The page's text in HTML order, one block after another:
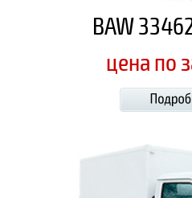
BAW
цена по